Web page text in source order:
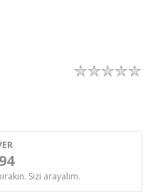
Sizi arayalım.